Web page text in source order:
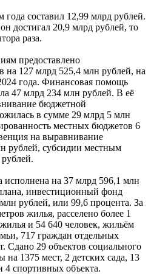
составил 12,99 млрд рублей.
достигал 20,9 млрд рублей, то
раза.
предоставлено
на 127 млрд 525,4 млн рублей, на
года. Финансовая помощь
47 млрд 234 млн рублей. В её
бюджетной
в сумме 29 млрд 5 млн
местных бюджетов 6
на выравнивание
рублей, субсидии местным
на 37 млрд 596,1 млн
инвестиционный фонд
рублей, или 99,6 процента. За
жилья, расселено более 1
и 54 640 человек, жильём
717 граждан отдельных
Сдано 29 объектов социального
на 1375 мест, 2 детских сада, 13
4 спортивных объекта.